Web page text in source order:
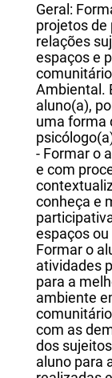
Geral:
projetos de
relações
espaços e
Ambiental.
aluno(a),
uma forma
- Formar o
e com
conheça e
espaços
Formar o
atividades
para a
ambiente
com as
dos
aluno para